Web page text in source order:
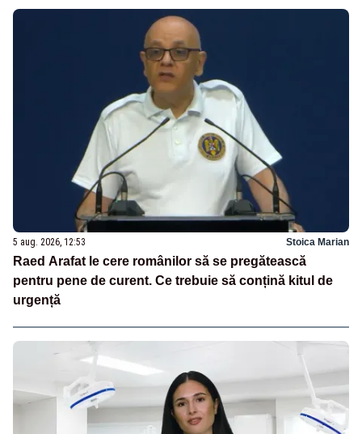
5 aug. 2026, 12:53 Stoica Marian
Raed Arafat le cere românilor să se pregătească
pentru pene de curent. Ce trebuie să conțină kitul de
urgență